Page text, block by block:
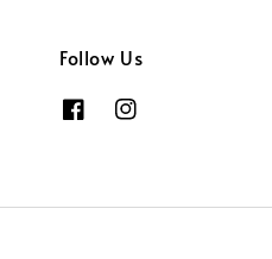
Follow Us